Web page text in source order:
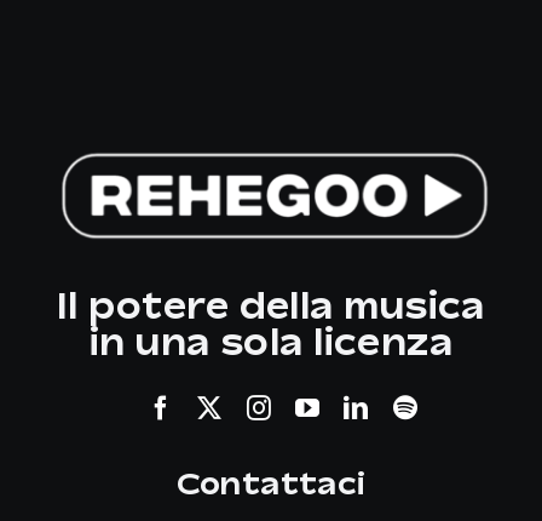
Il potere della musica
in una sola licenza
Contattaci